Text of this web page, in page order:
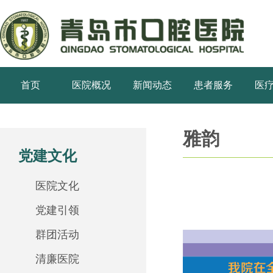
首页 医院概况 新闻动态 患者服务 医
党建文化
医院文化
党建引领
群团活动
清廉医院
雅韵